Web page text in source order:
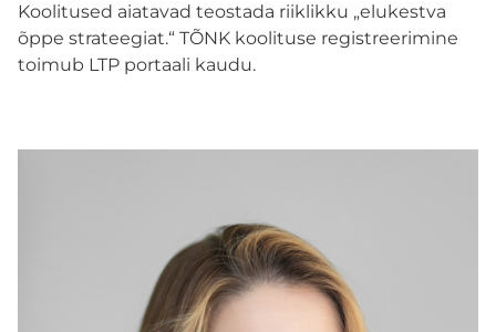
TÖNK eksperdid
Registreeru
INDIVIDUAALNÕUSTAMINE
Koolitused aiatavad teostada riiklikku „elukestva
õppe strateegiat.“ TÕNK koolituse registreerimine
toimub LTP portaali kaudu.